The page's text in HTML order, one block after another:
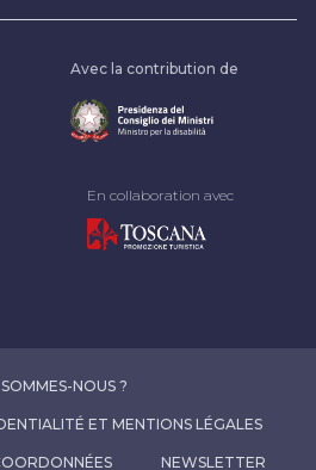
Avec la contribution de
En collaboration avec
NOUS ?
ET MENTIONS LÉGALES
NEWSLETTER